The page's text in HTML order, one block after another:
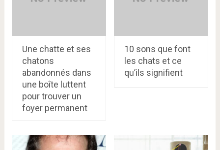
Une chatte et ses
chatons
abandonnés dans
une boîte luttent
pour trouver un
foyer permanent
10 sons que font
les chats et ce
qu’ils signifient